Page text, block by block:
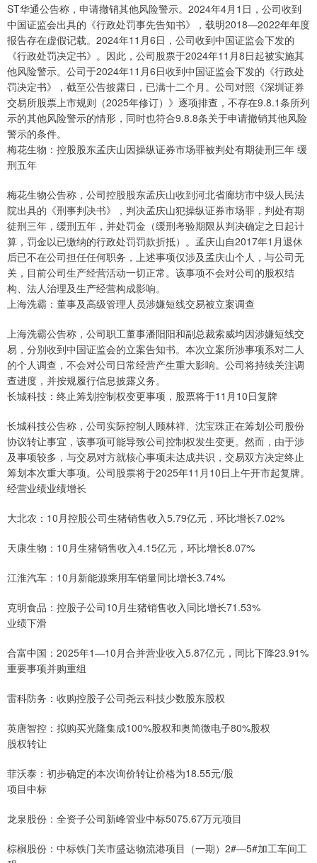
ST华通公告称，申请撤销其他风险警示。2024年4月1日，公司收到
中国证监会出具的《行政处罚事先告知书》，载明2018—2022年年度
报告存在虚假记载。2024年11月6日，公司收到中国证监会下发的
《行政处罚决定书》。因此，公司股票于2024年11月8日起被实施其
他风险警示。公司于2024年11月6日收到中国证监会下发的《行政处
罚决定书》，截至公告披露日，已满十二个月。公司对照《深圳证券
交易所股票上市规则（2025年修订）》逐项排查，不存在9.8.1条所列
示的其他风险警示的情形，同时也符合9.8.8条关于申请撤销其他风险
警示的条件。
梅花生物：控股股东孟庆山因操纵证券市场罪被判处有期徒刑三年 缓
刑五年
梅花生物公告称，公司控股股东孟庆山收到河北省廊坊市中级人民法
院出具的《刑事判决书》，判决孟庆山犯操纵证券市场罪，判处有期
徒刑三年，缓刑五年，并处罚金（缓刑考验期限从判决确定之日起计
算，罚金以已缴纳的行政处罚罚款折抵）。孟庆山自2017年1月退休
后已不在公司担任任何职务，上述事项仅涉及孟庆山个人，与公司无
关，目前公司生产经营活动一切正常。该事项不会对公司的股权结
构、法人治理及生产经营构成影响。
上海洗霸：董事及高级管理人员涉嫌短线交易被立案调查
上海洗霸公告称，公司职工董事潘阳阳和副总裁索威均因涉嫌短线交
易，分别收到中国证监会的立案告知书。本次立案所涉事项系对二人
的个人调查，不会对公司日常经营产生重大影响。公司将持续关注调
查进度，并按规履行信息披露义务。
长城科技：终止筹划控制权变更事项，股票将于11月10日复牌
长城科技公告称，公司实际控制人顾林祥、沈宝珠正在筹划公司股份
协议转让事宜，该事项可能导致公司控制权发生变更。然而，由于涉
及事项较多，与交易对方就核心事项未达成共识，交易双方决定终止
筹划本次重大事项。公司股票将于2025年11月10日上午开市起复牌。
经营业绩业绩增长
大北农：10月控股公司生猪销售收入5.79亿元，环比增长7.02%
天康生物：10月生猪销售收入4.15亿元，环比增长8.07%
江淮汽车：10月新能源乘用车销量同比增长3.74%
克明食品：控股子公司10月生猪销售收入同比增长71.53%
业绩下滑
合富中国：2025年1—10月合并营业收入5.87亿元，同比下降23.91%
重要事项并购重组
雷科防务：收购控股子公司尧云科技少数股东股权
英唐智控：拟购买光隆集成100%股权和奥简微电子80%股权
股权转让
菲沃泰：初步确定的本次询价转让价格为18.55元/股
项目中标
龙泉股份：全资子公司新峰管业中标5075.67万元项目
棕榈股份：中标铁门关市盛达物流港项目（一期）2#—5#加工车间工